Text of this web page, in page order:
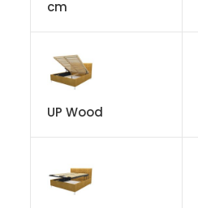
cm
UP Wood